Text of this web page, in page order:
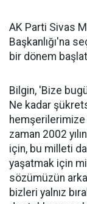
AK Parti Sivas
Başkanlığı'na
bir dönem
Bilgin, 'Bize
Ne kadar
hemşerilerimize
zaman 2002
için, bu milleti
yaşatmak için
sözümüzün
bizleri yalnız